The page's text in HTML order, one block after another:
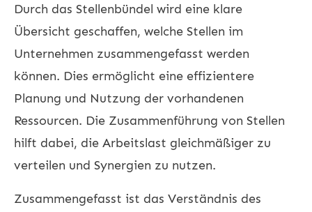
Durch das Stellenbündel wird eine klare
Übersicht geschaffen, welche Stellen im
Unternehmen zusammengefasst werden
können. Dies ermöglicht eine effizientere
Planung und Nutzung der vorhandenen
Ressourcen. Die Zusammenführung von Stellen
hilft dabei, die Arbeitslast gleichmäßiger zu
verteilen und Synergien zu nutzen.
Zusammengefasst ist das Verständnis des